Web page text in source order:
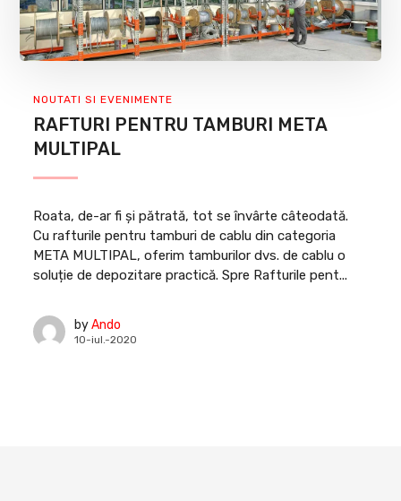
NOUTATI SI EVENIMENTE
RAFTURI PENTRU TAMBURI META
MULTIPAL
Roata, de-ar fi şi pătrată, tot se învârte câteodată.
Cu rafturile pentru tamburi de cablu din categoria
META MULTIPAL, oferim tamburilor dvs. de cablu o
soluție de depozitare practică. Spre Rafturile pent...
by Ando
10-iul.-2020